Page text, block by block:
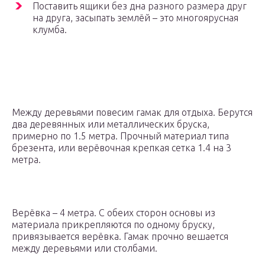
Поставить ящики без дна разного размера друг
на друга, засыпать землёй – это многоярусная
клумба.
Между деревьями повесим гамак для отдыха. Берутся
два деревянных или металлических бруска,
примерно по 1.5 метра. Прочный материал типа
брезента, или верёвочная крепкая сетка 1.4 на 3
метра.
Верёвка – 4 метра. С обеих сторон основы из
материала прикрепляются по одному бруску,
привязывается верёвка. Гамак прочно вешается
между деревьями или столбами.